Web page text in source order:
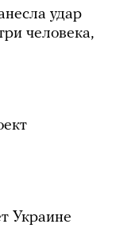
удар
человека,
Украине